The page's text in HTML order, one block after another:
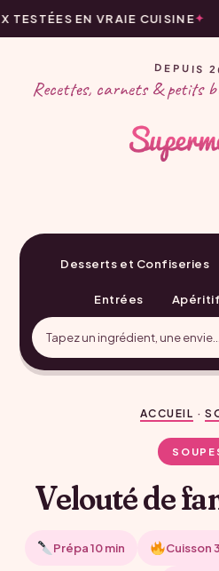
EN VRAIE CUISINE
DEPUIS
Recettes, carnets & petits
Desserts et Confiseries
Entrées
ACCUEIL ·
Velouté de
Prépa 10 min Cuisson